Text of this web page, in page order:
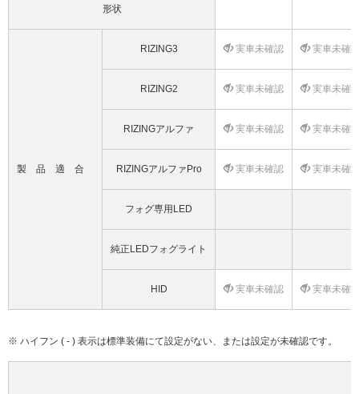
形状
製品適合
RIZING3 実車未確認 実車未確
RIZING2 実車未確認 実車未確
RIZINGアルファ 実車未確認 実車未確
RIZINGアルファPro 実車未確認 実車未確
フォグ専用LED
純正LEDフォグライト
HID 実車未確認 実車未確
※ ハイフン ( - ) 表示は標準装備にて設定がない、または設定が未確認です。